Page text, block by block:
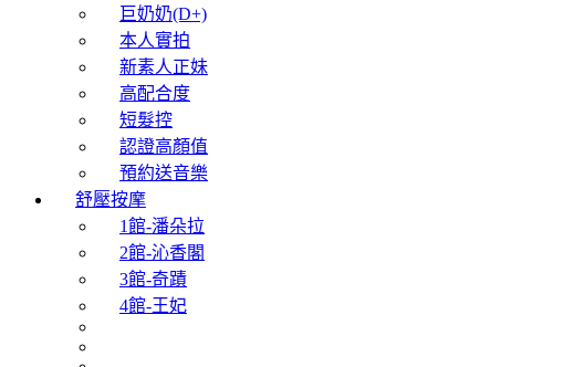
巨奶奶(D+)
本人實拍
新素人正妹
高配合度
短髮控
認證高顏值
預約送音樂
舒壓按摩
1館-潘朵拉
2館-沁香閣
3館-奇蹟
4館-王妃